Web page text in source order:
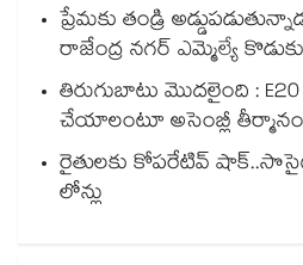
ప్రేమకు తండ్రి
రాజేంద్ర నగర్ ఎమ్మెల్యే
తిరుగుబాటు మొదలైంది :
చేయాలంటూ అసెంబ్లీ తీర్మానం
రైతులకు కోపరేటివ్
లోన్లు